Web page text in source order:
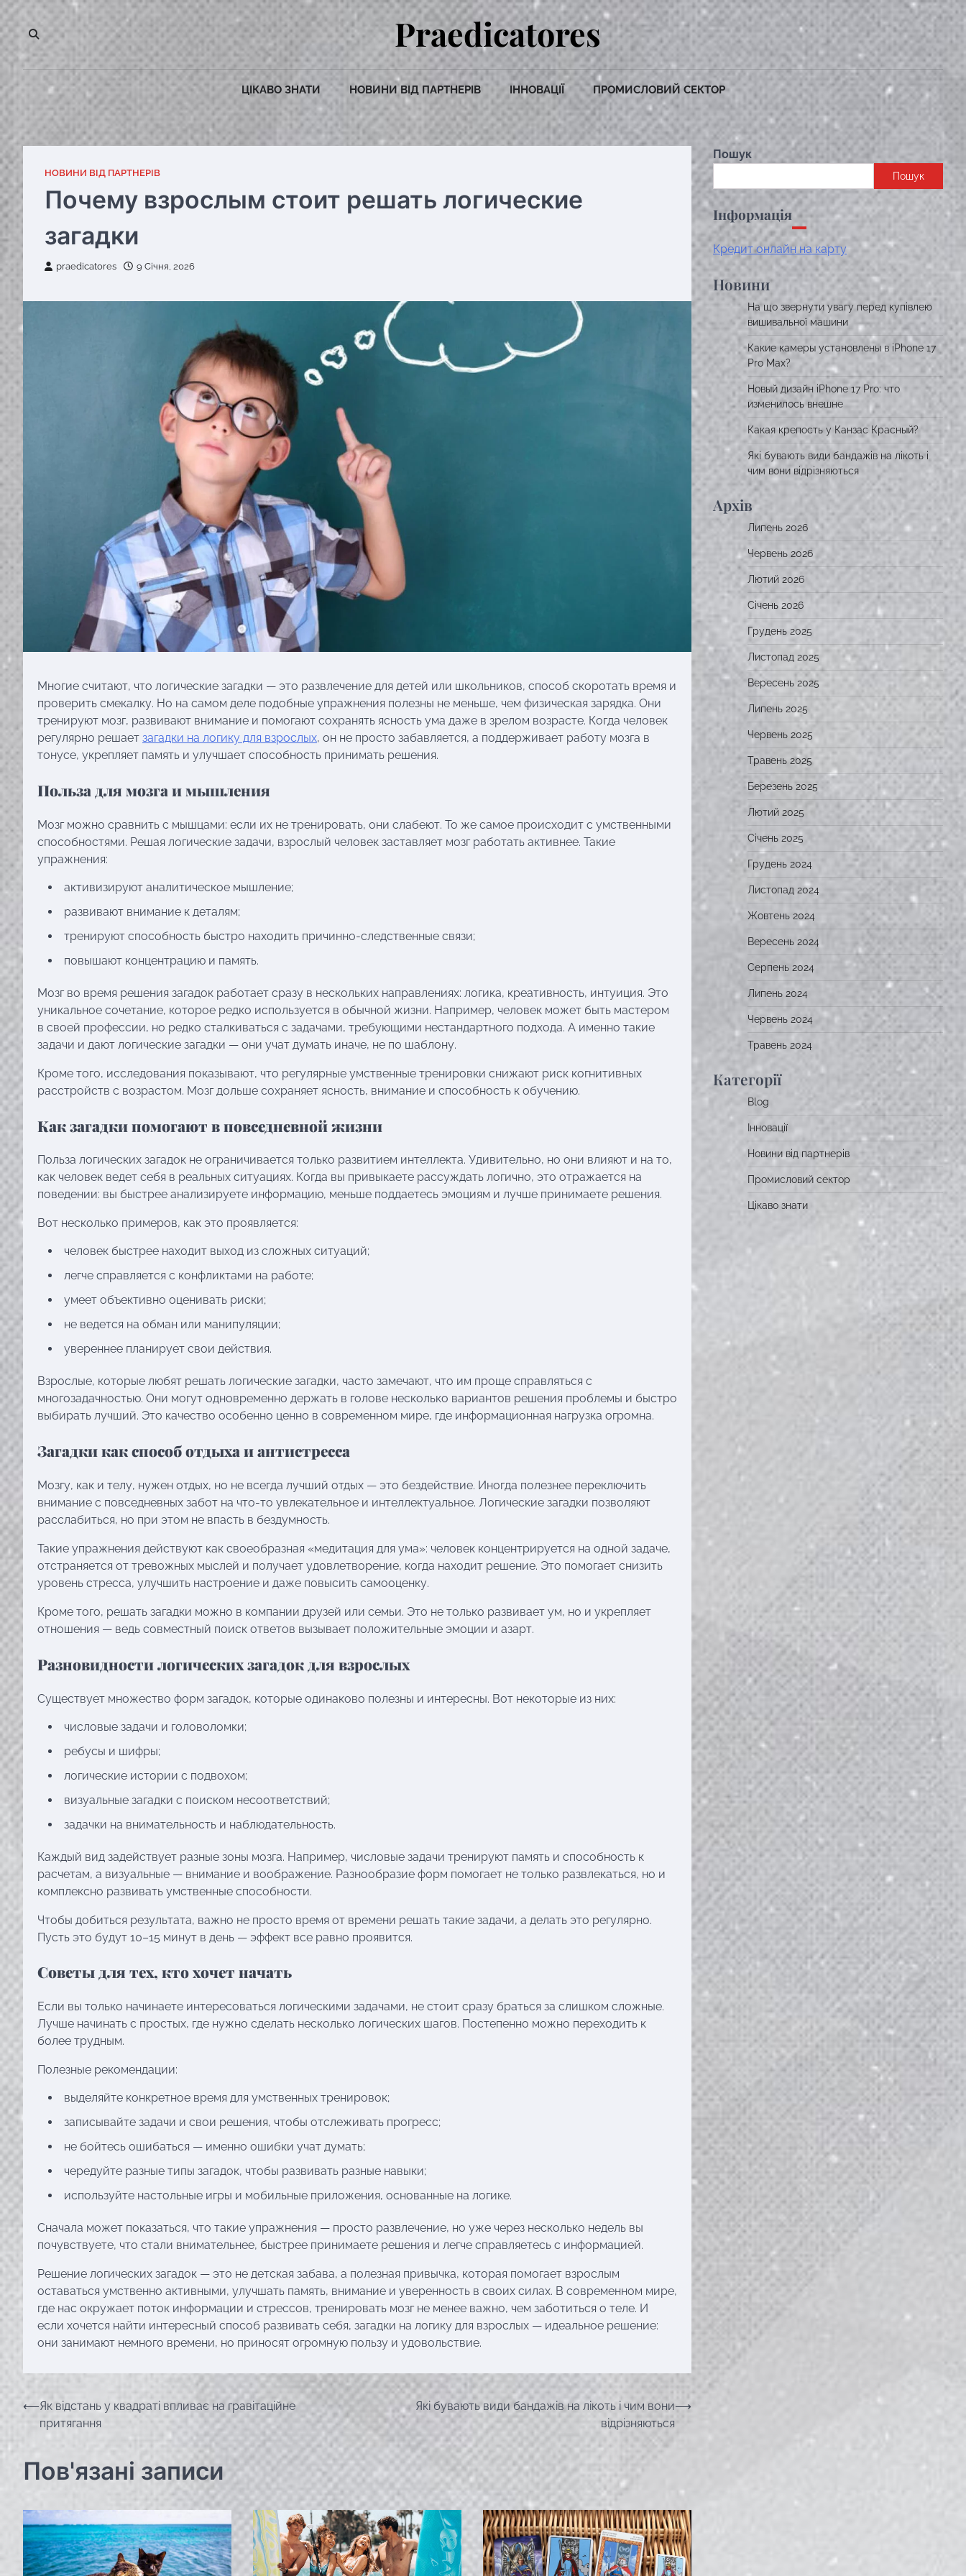
Перейти
до
вмісту
Praedicatores
ЦІКАВО ЗНАТИ НОВИНИ ВІД ПАРТНЕРІВ ІННОВАЦІЇ ПРОМИСЛОВИЙ СЕКТОР
НОВИНИ ВІД ПАРТНЕРІВ
Почему взрослым стоит решать логические
загадки
praedicatores 9 Січня, 2026
Многие считают, что логические загадки — это развлечение для детей или школьников, способ скоротать время и
проверить смекалку. Но на самом деле подобные упражнения полезны не меньше, чем физическая зарядка. Они
тренируют мозг, развивают внимание и помогают сохранять ясность ума даже в зрелом возрасте. Когда человек
регулярно решает загадки на логику для взрослых, он не просто забавляется, а поддерживает работу мозга в
тонусе, укрепляет память и улучшает способность принимать решения.
Польза для мозга и мышления
Мозг можно сравнить с мышцами: если их не тренировать, они слабеют. То же самое происходит с умственными
способностями. Решая логические задачи, взрослый человек заставляет мозг работать активнее. Такие
упражнения:
активизируют аналитическое мышление;
развивают внимание к деталям;
тренируют способность быстро находить причинно-следственные связи;
повышают концентрацию и память.
Мозг во время решения загадок работает сразу в нескольких направлениях: логика, креативность, интуиция. Это
уникальное сочетание, которое редко используется в обычной жизни. Например, человек может быть мастером
в своей профессии, но редко сталкиваться с задачами, требующими нестандартного подхода. А именно такие
задачи и дают логические загадки — они учат думать иначе, не по шаблону.
Кроме того, исследования показывают, что регулярные умственные тренировки снижают риск когнитивных
расстройств с возрастом. Мозг дольше сохраняет ясность, внимание и способность к обучению.
Как загадки помогают в повседневной жизни
Польза логических загадок не ограничивается только развитием интеллекта. Удивительно, но они влияют и на то,
как человек ведет себя в реальных ситуациях. Когда вы привыкаете рассуждать логично, это отражается на
поведении: вы быстрее анализируете информацию, меньше поддаетесь эмоциям и лучше принимаете решения.
Вот несколько примеров, как это проявляется:
человек быстрее находит выход из сложных ситуаций;
легче справляется с конфликтами на работе;
умеет объективно оценивать риски;
не ведется на обман или манипуляции;
увереннее планирует свои действия.
Взрослые, которые любят решать логические загадки, часто замечают, что им проще справляться с
многозадачностью. Они могут одновременно держать в голове несколько вариантов решения проблемы и быстро
выбирать лучший. Это качество особенно ценно в современном мире, где информационная нагрузка огромна.
Загадки как способ отдыха и антистресса
Мозгу, как и телу, нужен отдых, но не всегда лучший отдых — это бездействие. Иногда полезнее переключить
внимание с повседневных забот на что-то увлекательное и интеллектуальное. Логические загадки позволяют
расслабиться, но при этом не впасть в бездумность.
Такие упражнения действуют как своеобразная «медитация для ума»: человек концентрируется на одной задаче,
отстраняется от тревожных мыслей и получает удовлетворение, когда находит решение. Это помогает снизить
уровень стресса, улучшить настроение и даже повысить самооценку.
Кроме того, решать загадки можно в компании друзей или семьи. Это не только развивает ум, но и укрепляет
отношения — ведь совместный поиск ответов вызывает положительные эмоции и азарт.
Разновидности логических загадок для взрослых
Существует множество форм загадок, которые одинаково полезны и интересны. Вот некоторые из них:
числовые задачи и головоломки;
ребусы и шифры;
логические истории с подвохом;
визуальные загадки с поиском несоответствий;
задачки на внимательность и наблюдательность.
Каждый вид задействует разные зоны мозга. Например, числовые задачи тренируют память и способность к
расчетам, а визуальные — внимание и воображение. Разнообразие форм помогает не только развлекаться, но и
комплексно развивать умственные способности.
Чтобы добиться результата, важно не просто время от времени решать такие задачи, а делать это регулярно.
Пусть это будут 10–15 минут в день — эффект все равно проявится.
Советы для тех, кто хочет начать
Если вы только начинаете интересоваться логическими задачами, не стоит сразу браться за слишком сложные.
Лучше начинать с простых, где нужно сделать несколько логических шагов. Постепенно можно переходить к
более трудным.
Полезные рекомендации:
выделяйте конкретное время для умственных тренировок;
записывайте задачи и свои решения, чтобы отслеживать прогресс;
не бойтесь ошибаться — именно ошибки учат думать;
чередуйте разные типы загадок, чтобы развивать разные навыки;
используйте настольные игры и мобильные приложения, основанные на логике.
Сначала может показаться, что такие упражнения — просто развлечение, но уже через несколько недель вы
почувствуете, что стали внимательнее, быстрее принимаете решения и легче справляетесь с информацией.
Решение логических загадок — это не детская забава, а полезная привычка, которая помогает взрослым
оставаться умственно активными, улучшать память, внимание и уверенность в своих силах. В современном мире,
где нас окружает поток информации и стрессов, тренировать мозг не менее важно, чем заботиться о теле. И
если хочется найти интересный способ развивать себя, загадки на логику для взрослых — идеальное решение:
они занимают немного времени, но приносят огромную пользу и удовольствие.
Навігація
записів
⟵Як відстань у квадраті впливає на гравітаційне
притягання
Які бувають види бандажів на лікоть і чим вони
відрізняються
⟶
Пов'язані записи
Пошук
Пошук
Інформація
Кредит онлайн на карту
Новини
На що звернути увагу перед купівлею
вишивальної машини
Какие камеры установлены в iPhone 17
Pro Max?
Новый дизайн iPhone 17 Pro: что
изменилось внешне
Какая крепость у Канзас Красный?
Які бувають види бандажів на лікоть і
чим вони відрізняються
Архів
Липень 2026
Червень 2026
Лютий 2026
Січень 2026
Грудень 2025
Листопад 2025
Вересень 2025
Липень 2025
Червень 2025
Травень 2025
Березень 2025
Лютий 2025
Січень 2025
Грудень 2024
Листопад 2024
Жовтень 2024
Вересень 2024
Серпень 2024
Липень 2024
Червень 2024
Травень 2024
Категорії
Blog
Інновації
Новини від партнерів
Промисловий сектор
Цікаво знати